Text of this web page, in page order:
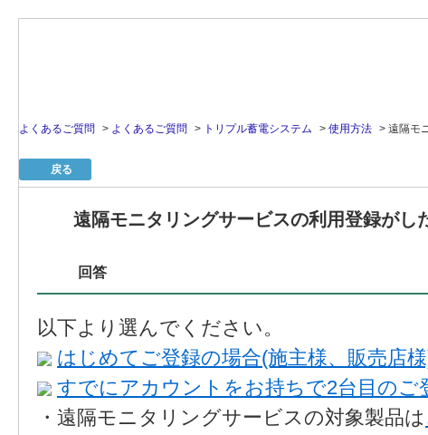
よくあるご質問 > よくあるご質問 > トリプル蓄電システム > 使用方法 > 遠隔モ
戻る
遠隔モニタリングサービスの利用登録がし
回答
以下より選んでください。
はじめてご登録の場合(施主様、販売店
すでにアカウントをお持ちで2台目のご
・遠隔モニタリングサービスの対象製品は